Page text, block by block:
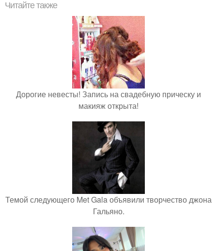
Читайте также
Дорогие невесты! Запись на свадебную прическу и
макияж открыта!
Темой следующего Met Gala объявили творчество джона
Гальяно.